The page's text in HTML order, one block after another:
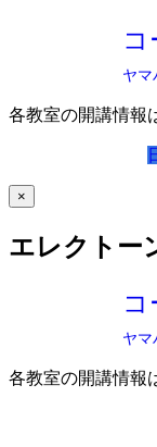
コ
ヤマ
各教室の開講情報
×
エレクトー
コ
ヤマ
各教室の開講情報